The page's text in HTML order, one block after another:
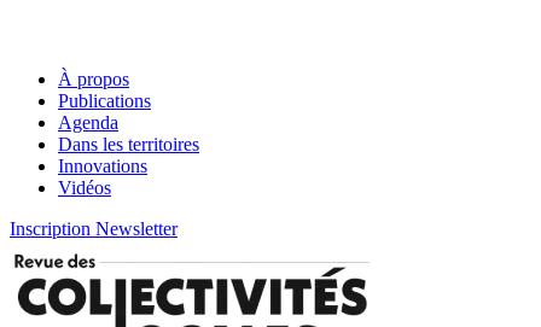
À propos
Publications
Agenda
Dans les territoires
Innovations
Vidéos
Inscription Newsletter